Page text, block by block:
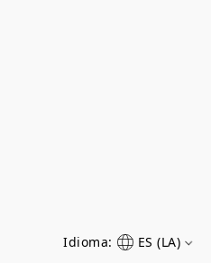
Idioma: ES (LA)